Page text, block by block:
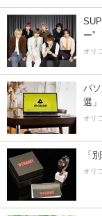
ー”
オリ
パ
選」
オリ
「
オリ